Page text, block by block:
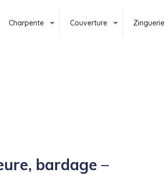
Charpente Couverture Zinguerie
bardage–